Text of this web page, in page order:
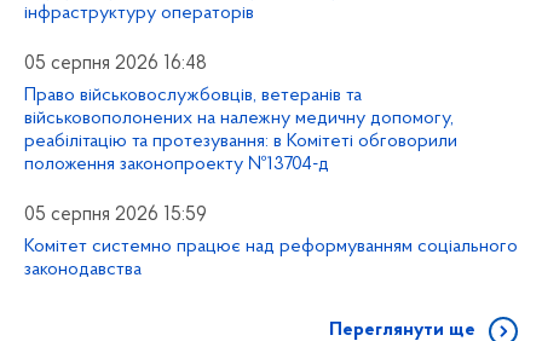
інфраструктуру операторів
05 серпня 2026 16:48
Право військовослужбовців, ветеранів та
військовополонених на належну медичну допомогу,
реабілітацію та протезування: в Комітеті обговорили
положення законопроекту №13704-д
05 серпня 2026 15:59
Комітет системно працює над реформуванням соціального
законодавства
Переглянути ще